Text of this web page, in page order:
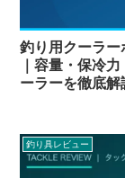
釣り用クーラ
｜容量・保冷
ーラーを徹底解
釣り具レビュー